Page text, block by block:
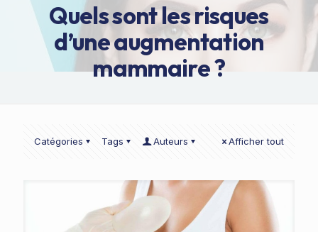
Quels sont les risques
d’une augmentation
mammaire ?
Catégories Tags Auteurs Afficher tout